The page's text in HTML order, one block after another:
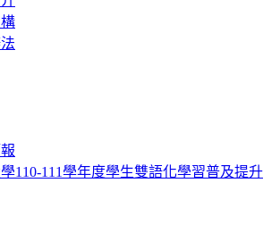
110-111學年度學生雙語化學習普及提升